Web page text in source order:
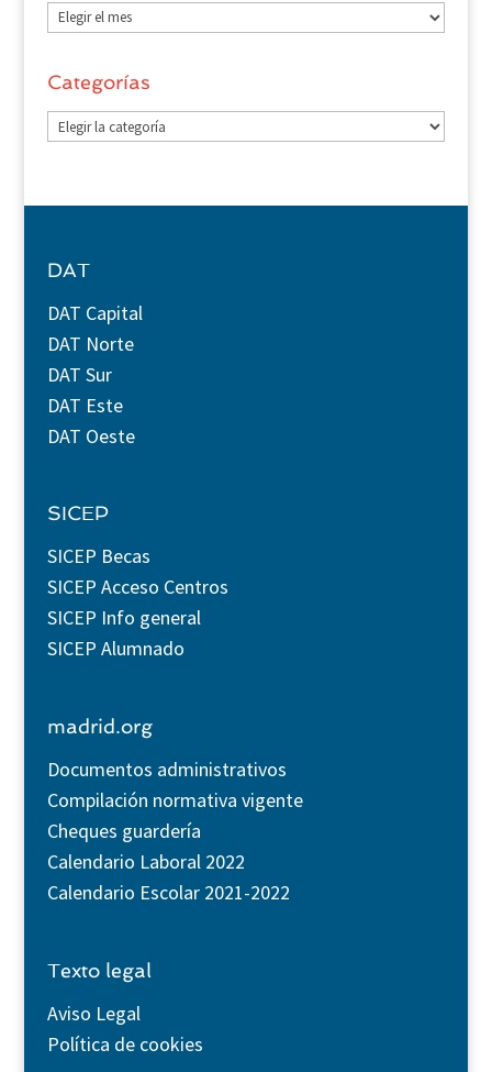
Archivos
Categorías
Categorías
DAT
DAT Capital
DAT Norte
DAT Sur
DAT Este
DAT Oeste
SICEP
SICEP Becas
SICEP Acceso Centros
SICEP Info general
SICEP Alumnado
madrid.org
Documentos administrativos
Compilación normativa vigente
Cheques guardería
Calendario Laboral 2022
Calendario Escolar 2021-2022
Texto legal
Aviso Legal
Política de cookies